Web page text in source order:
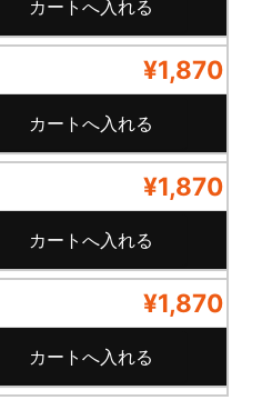
¥1,870
¥1,870
¥1,870